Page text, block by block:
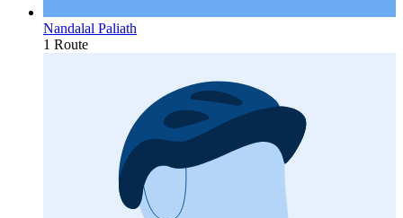
Nandalal Paliath
1 Route